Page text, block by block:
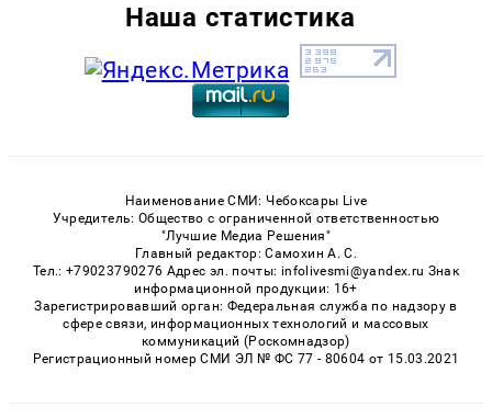
Наша статистика
Наименование СМИ: Чебоксары Live
Учредитель: Общество с ограниченной ответственностью
"Лучшие Медиа Решения"
Главный редактор: Самохин А. С.
Тел.: +79023790276 Адрес эл. почты: infolivesmi@yandex.ru Знак
информационной продукции: 16+
Зарегистрировавший орган: Федеральная служба по надзору в
сфере связи, информационных технологий и массовых
коммуникаций (Роскомнадзор)
Регистрационный номер СМИ ЭЛ № ФС 77 - 80604 от 15.03.2021